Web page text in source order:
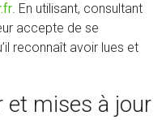
. En utilisant, consultant
accepte de se
reconnaît avoir lues et
et mises à jour